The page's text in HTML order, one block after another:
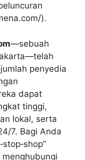
).
—sebuah
penyedia
dapat
tinggi,
lokal, serta
7. Bagi Anda